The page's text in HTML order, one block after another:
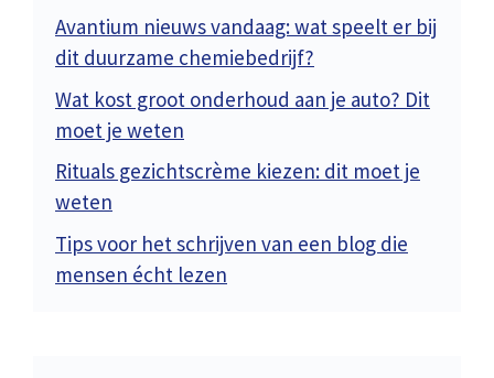
Avantium nieuws vandaag: wat speelt er bij
dit duurzame chemiebedrijf?
Wat kost groot onderhoud aan je auto? Dit
moet je weten
Rituals gezichtscrème kiezen: dit moet je
weten
Tips voor het schrijven van een blog die
mensen écht lezen